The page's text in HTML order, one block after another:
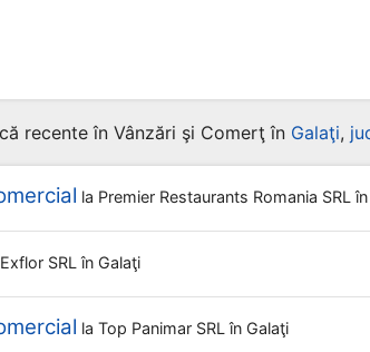
recente în Vânzări şi Comerţ în Galaţi,
la Premier Restaurants Romania SRL
Exflor SRL în Galaţi
la Top Panimar SRL în Galaţi